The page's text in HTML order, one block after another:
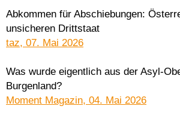
Abkommen für Abschiebungen:
unsicheren Drittstaat
taz, 07. Mai 2026
Was wurde eigentlich aus der Asyl-
Burgenland?
Moment Magazin, 04. Mai 2026